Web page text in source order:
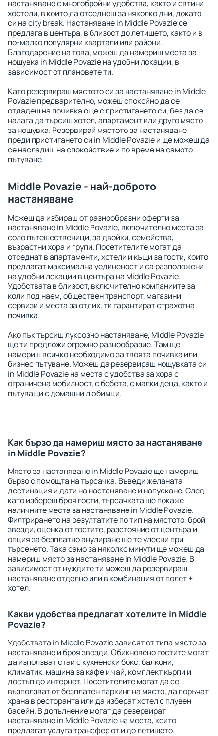
настаняване с многобройни удобства, както и евтини
хостели, в които да отседнеш за няколко дни, докато
си на city break. Настаняване in Middle Povazie се
предлага в центъра, в близост до летището, както и в
по-малко популярни квартали или райони.
Благодарение на това, можеш да намериш места за
нощувка in Middle Povazie на удобни локации, в
зависимост от плановете ти.
Като резервираш мястото си за настаняване in Middle
Povazie предварително, можеш спокойно да се
отдадеш на почивка още с пристигането си, без да се
налага да търсиш хотел, апартамент или друго място
за нощувка. Резервирай мястото за настаняване
преди пристигането си in Middle Povazie и ще можеш да
се насладиш на спокойствие и по време на самото
пътуване.
Middle Povazie - най-доброто
настаняване
Можеш да избираш от разнообразни оферти за
настаняване in Middle Povazie, включително места за
соло пътешественици, за двойки, семейства,
възрастни хора и групи. Посетителите могат да
отседнат в апартаменти, хотели и къщи за гости, които
предлагат максимална уединеност и са разположени
на удобни локации в центъра на Middle Povazie.
Удобствата в близост, включително компаниите за
коли под наем, обществен транспорт, магазини,
сервизи и места за отдих, ти гарантират страхотна
почивка.
Ако пък търсиш луксозно настаняване, Middle Povazie
ще ти предложи огромно разнообразие. Там ще
намериш всичко необходимо за твоята почивка или
бизнес пътуване. Можеш да резервираш нощувката си
in Middle Povazie на места с удобства за хора с
ограничена мобилност, с бебета, с малки деца, както и
пътуващи с домашни любимци.
Как бързо да намериш място за настаняване
in Middle Povazie?
Място за настаняване in Middle Povazie ще намериш
бързо с помощта на търсачка. Въведи желаната
дестинация и дати на настаняване и напускане. След
като избереш броя гости, търсачката ще покаже
наличните места за настаняване in Middle Povazie.
Филтрирането на резултатите по тип на мястото, брой
звезди, оценка от гостите, разстояние от центъра и
опция за безплатно анулиране ще те улесни при
търсенето. Така само за няколко минути ще можеш да
намериш място за настаняване in Middle Povazie. В
зависимост от нуждите ти можеш да резервираш
настаняване отделно или в комбинация от полет +
хотел.
Какви удобства предлагат хотелите in Middle
Povazie?
Удобствата in Middle Povazie зависят от типа място за
настаняване и броя звезди. Обикновено гостите могат
да използват стаи с кухненски бокс, балкони,
климатик, машина за кафе и чай, комплект кърпи и
достъп до интернет. Посетителите могат да се
възползват от безплатен паркинг на място, да поръчат
храна в ресторанта или да изберат хотел с плувен
басейн. В допълнение могат да резервират
настаняване in Middle Povazie на места, които
предлагат услуга трансфер от и до летището.